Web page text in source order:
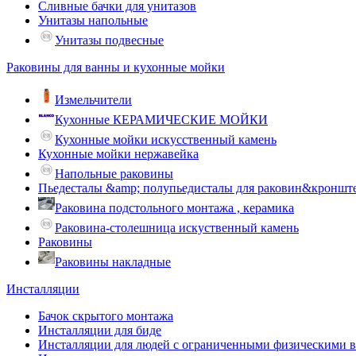
Сливные бачки для унитазов
Унитазы напольные
Унитазы подвесные
Раковины для ванны и кухонные мойки
Измельчители
Кухонные КЕРАМИЧЕСКИЕ МОЙКИ
Кухонные мойки искусственный камень
Кухонные мойки нержавейка
Напольные раковины
Пьедесталы &amp; полупьедисталы для
Раковина подстольного монтажа , керамика
Раковина-столешница искуственный камень
Раковины
Раковины накладные
Инсталляции
Бачок скрытого монтажа
Инсталляции для биде
Инсталляции для людей с ограниченными физическими